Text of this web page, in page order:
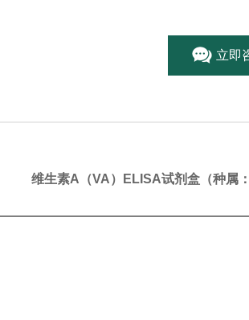
立即
维生素A（VA）ELISA试剂盒（种属：